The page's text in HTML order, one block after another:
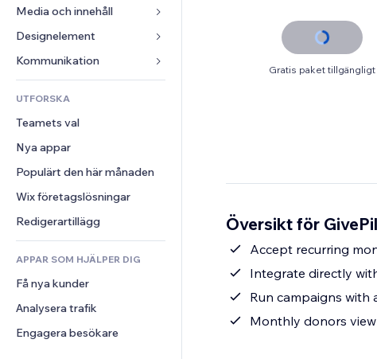
Sociala medier
SEO
Interaktioner
Listningar
E-post
Konvertering
Sälj-knappar
Onlinekurser
Beställtryck
Redovisning
Kuponger och lojalitet
Lagerlösningar
Dropshipping
Priser och abonnemang
Crowdfunding
Mat och dryck
Hotell
Evenemang
Restauranger
Fastigheter
Bokningar
Media och innehåll
Galleri
Musik
Podcasts
Fotografering
Video
PDF
Fildelning
Nyheter
Designelement
Kartor och navigering
Integritet och säkerhet
Klocka
Sidmallar
Bildeffekter
Knappar och menyer
Banners och märken
Kalkylatorer
Sök
Väder
Diagram och tabeller
Formulär
Undersökningar
Chatt
Kommentarer
Telefon
Community
Omdömen och recensioner
CRM
UTFORSKA
Teamets val
Nya appar
Populärt den här månaden
Wix företagslösningar
Redigerartillägg
APPAR SOM HJÄLPER DIG
Få nya kunder
Analysera trafik
Engagera besökare
Gratis paket tillgängligt
Översikt för
Accept recurring
Integrate directly
Run campaigns with
Monthly donors